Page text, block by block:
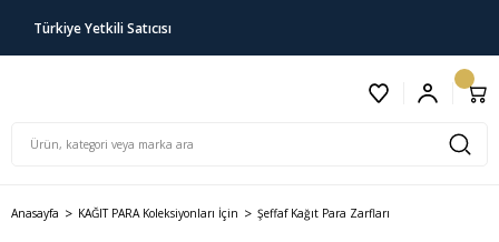
Türkiye Yetkili Satıcısı
Anasayfa KAĞIT PARA Koleksiyonları İçin Şeffaf Kağıt Para Zarfları